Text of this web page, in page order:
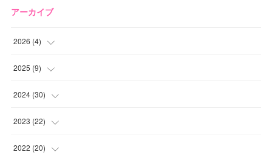
アーカイブ
2026 (4)
( )
(1
(1
2025 (9)
(2
(2
(1
2024 (30)
(4
(1
2023 (22)
(1
2022 (20)